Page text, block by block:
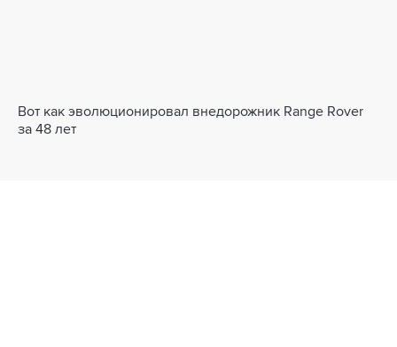
Вот как эволюционировал внедорожник Range Rover
за 48 лет